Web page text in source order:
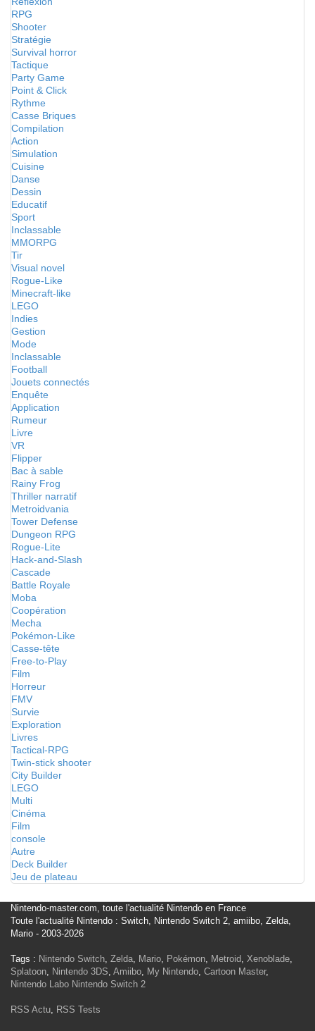
RPG
Shooter
Stratégie
Survival horror
Tactique
Party Game
Point & Click
Rythme
Casse Briques
Compilation
Action
Simulation
Cuisine
Danse
Dessin
Educatif
Sport
Inclassable
MMORPG
Tir
Visual novel
Rogue-Like
Minecraft-like
LEGO
Indies
Gestion
Mode
Inclassable
Football
Jouets connectés
Enquête
Application
Rumeur
Livre
VR
Flipper
Bac à sable
Rainy Frog
Thriller narratif
Metroidvania
Tower Defense
Dungeon RPG
Rogue-Lite
Hack-and-Slash
Cascade
Battle Royale
Moba
Coopération
Mecha
Pokémon-Like
Casse-tête
Free-to-Play
Film
Horreur
FMV
Survie
Exploration
Livres
Tactical-RPG
Twin-stick shooter
City Builder
LEGO
Multi
Cinéma
Film
console
Autre
Deck Builder
Jeu de plateau
Nintendo-master.com, toute l'actualité Nintendo en France
Toute l'actualité Nintendo : Switch, Nintendo Switch 2, amiibo, Zelda,
Mario - 2003-2026
Tags : Nintendo Switch, Zelda, Mario, Pokémon, Metroid, Xenoblade,
Splatoon, Nintendo 3DS, Amiibo, My Nintendo, Cartoon Master,
Nintendo Labo Nintendo Switch 2
RSS Actu, RSS Tests